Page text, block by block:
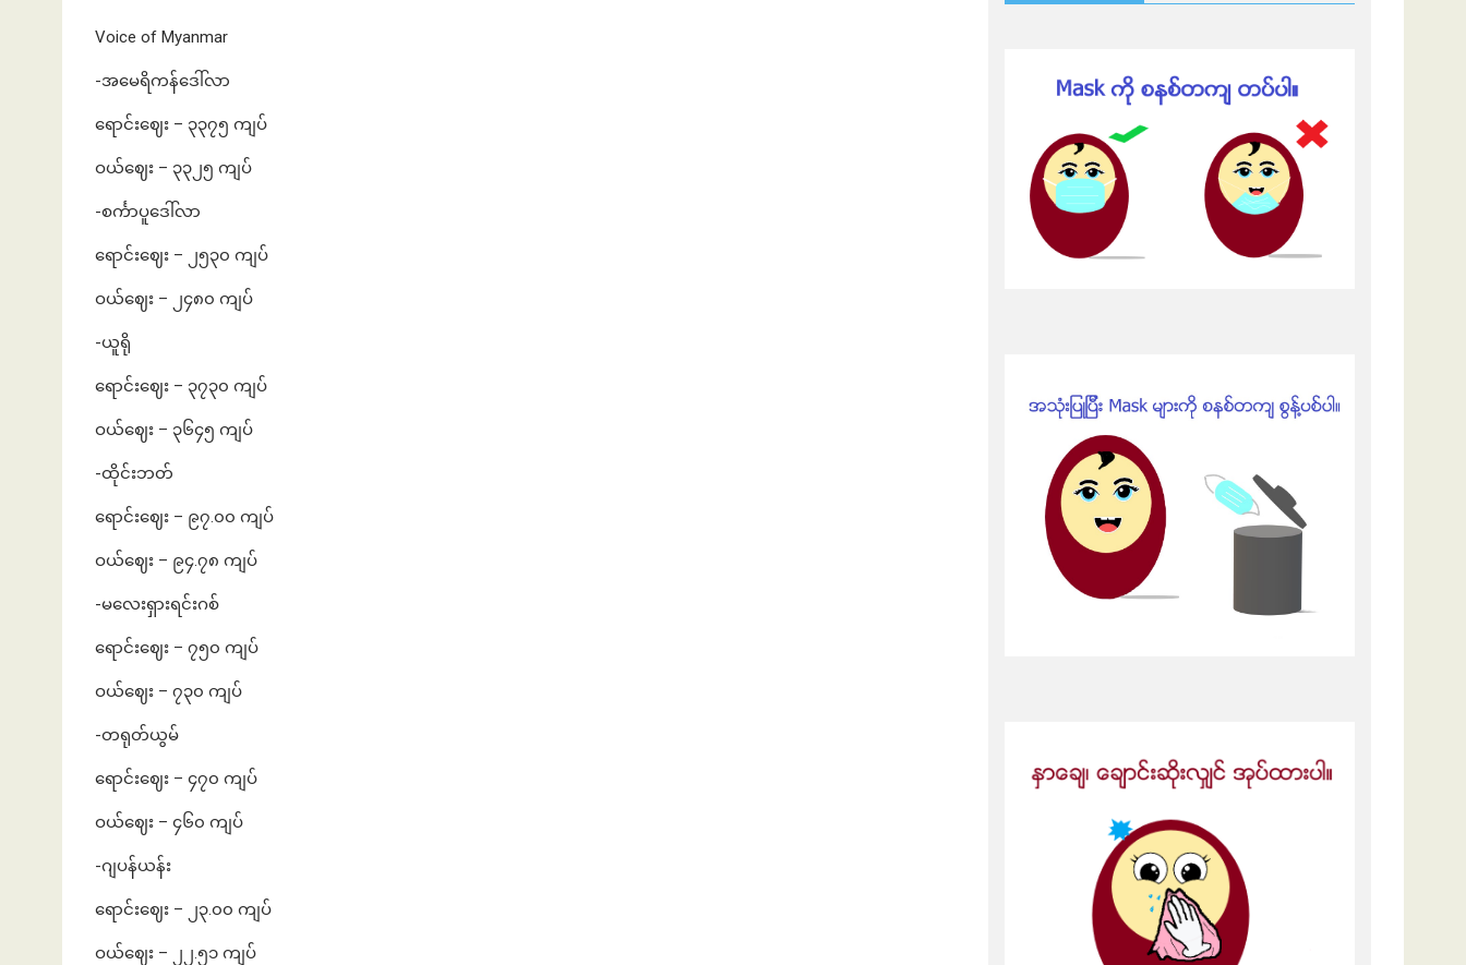
Voice of Myanmar
-အမေရိကန်ဒေါ်လာ
ရောင်းဈေး – ၃၃၇၅ ကျပ်
ဝယ်ဈေး – ၃၃၂၅ ကျပ်
-စင်္ကာပူဒေါ်လာ
ရောင်းဈေး – ၂၅၃၀ ကျပ်
ဝယ်ဈေး – ၂၄၈၀ ကျပ်
-ယူရို
ရောင်းဈေး – ၃၇၃၀ ကျပ်
ဝယ်ဈေး – ၃၆၄၅ ကျပ်
-ထိုင်းဘတ်
ရောင်းဈေး – ၉၇.၀၀ ကျပ်
ဝယ်ဈေး – ၉၄.၇၈ ကျပ်
-မလေးရှားရင်းဂစ်
ရောင်းဈေး – ၇၅၀ ကျပ်
ဝယ်ဈေး – ၇၃၀ ကျပ်
-တရုတ်ယွမ်
ရောင်းဈေး – ၄၇၀ ကျပ်
ဝယ်ဈေး – ၄၆၀ ကျပ်
-ဂျပန်ယန်း
ရောင်းဈေး – ၂၃.၀၀ ကျပ်
ဝယ်ဈေး – ၂၂.၅၁ ကျပ်